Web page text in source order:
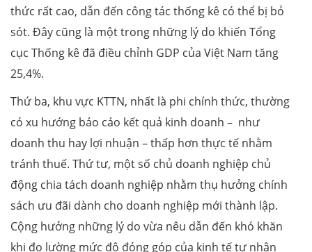
thức rất cao, dẫn đến công tác thống kê có thể bị bỏ
sót. Đây cũng là một trong những lý do khiến Tổng
cục Thống kê đã điều chỉnh GDP của Việt Nam tăng
25,4%.
Thứ ba, khu vực KTTN, nhất là phi chính thức, thường
có xu hướng báo cáo kết quả kinh doanh – như
doanh thu hay lợi nhuận – thấp hơn thực tế nhằm
tránh thuế. Thứ tư, một số chủ doanh nghiệp chủ
động chia tách doanh nghiệp nhằm thụ hưởng chính
sách ưu đãi dành cho doanh nghiệp mới thành lập.
Cộng hưởng những lý do vừa nêu dẫn đến khó khăn
khi đo lường mức độ đóng góp của kinh tế tư nhân